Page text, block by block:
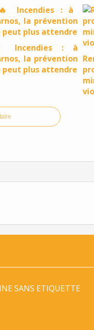
Incendies : à
la prévention
peut plus attendre
SANS ETIQUETTE